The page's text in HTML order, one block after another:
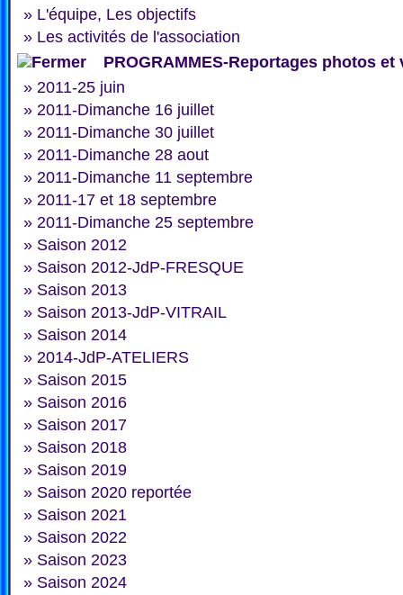
» L'équipe, Les objectifs
» Les activités de l'association
PROGRAMMES-Reportages photos et
» 2011-25 juin
» 2011-Dimanche 16 juillet
» 2011-Dimanche 30 juillet
» 2011-Dimanche 28 aout
» 2011-Dimanche 11 septembre
» 2011-17 et 18 septembre
» 2011-Dimanche 25 septembre
» Saison 2012
» Saison 2012-JdP-FRESQUE
» Saison 2013
» Saison 2013-JdP-VITRAIL
» Saison 2014
» 2014-JdP-ATELIERS
» Saison 2015
» Saison 2016
» Saison 2017
» Saison 2018
» Saison 2019
» Saison 2020 reportée
» Saison 2021
» Saison 2022
» Saison 2023
» Saison 2024